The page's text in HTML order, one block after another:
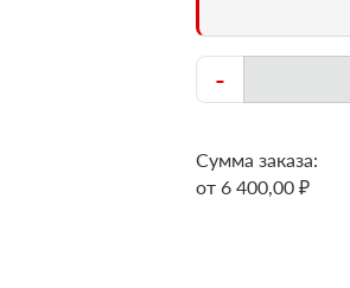
-
Сумма заказа:
от 6 400,00 ₽